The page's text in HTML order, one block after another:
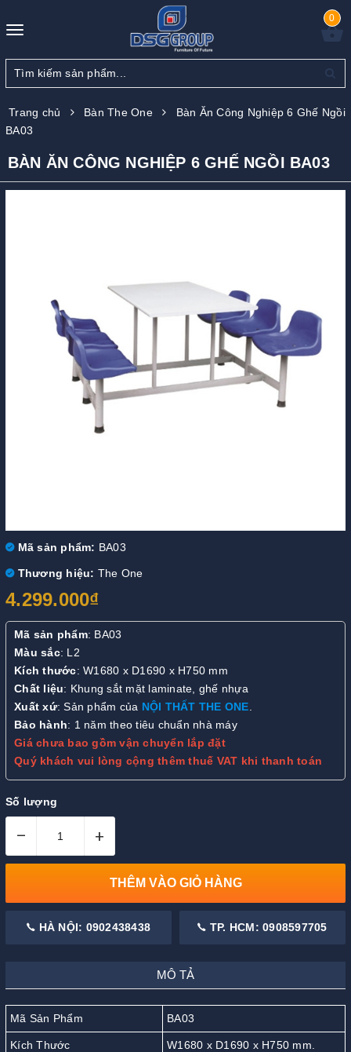
Toggle
0
Trang chủ Bàn The One
Bàn Ăn Công Nghiệp 6 Ghế Ngồi
BA03
BÀN ĂN CÔNG NGHIỆP 6 GHẾ NGỒI BA03
Mã sản phẩm: BA03
Thương hiệu: The One
4.299.000₫
Mã sản phẩm: BA03
Màu sắc: L2
Kích thước: W1680 x D1690 x H750 mm
Chất liệu: Khung sắt mặt laminate, ghế nhựa
Xuất xứ: Sản phẩm của NỘI THẤT THE ONE.
Bảo hành: 1 năm theo tiêu chuẩn nhà máy
Giá chưa bao gồm vận chuyển lắp đặt
Quý khách vui lòng cộng thêm thuế VAT khi thanh toán
Số lượng
– +
THÊM VÀO GIỎ HÀNG
HÀ NỘI: 0902438438 TP. HCM: 0908597705
MÔ TẢ
Mã Sản Phẩm BA03
Kích Thước W1680 x D1690 x H750 mm.